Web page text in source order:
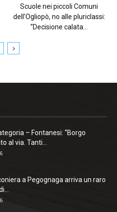
Scuole nei piccoli Comuni
dell’Ogliopò, no alle pluriclassi:
“Decisione calata...
– Fontanesi: “Borgo
al via. Tanti...
a Pegognaga arriva un raro